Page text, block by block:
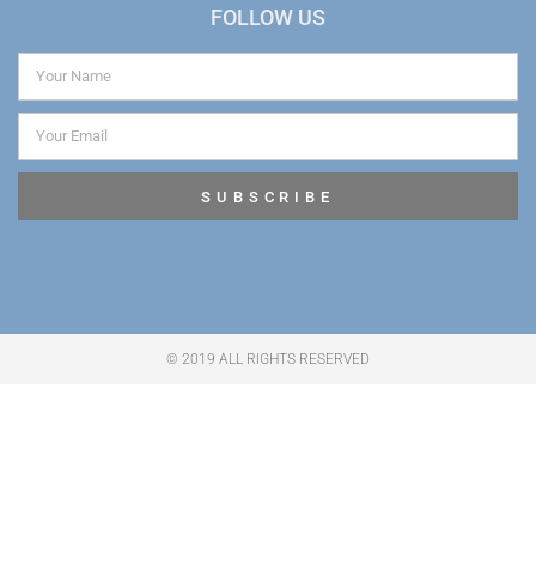
FOLLOW US
SUBSCRIBE
© 2019 ALL RIGHTS RESERVED​